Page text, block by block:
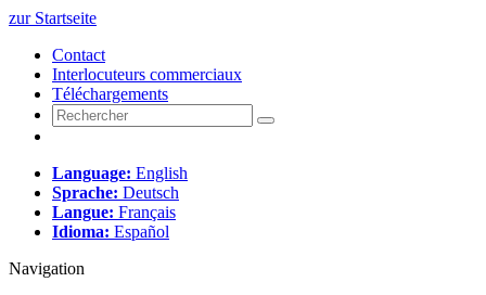
zur Startseite
Contact
Interlocuteurs commerciaux
Téléchargements
Language: English
Sprache: Deutsch
Langue: Français
Idioma: Español
Navigation